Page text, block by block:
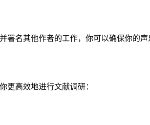
名其他作者的工作，你可以确保你的声
更高效地进行文献调研：